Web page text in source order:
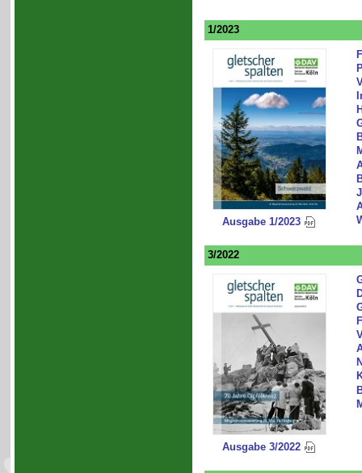
1/2023
Ausgabe 1/2023
3/2022
Ausgabe 3/2022